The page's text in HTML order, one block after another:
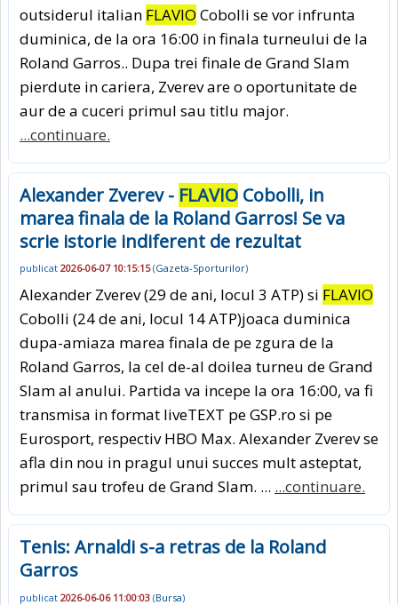
outsiderul italian FLAVIO Cobolli se vor infrunta
duminica, de la ora 16:00 in finala turneului de la
Roland Garros.. Dupa trei finale de Grand Slam
pierdute in cariera, Zverev are o oportunitate de
aur de a cuceri primul sau titlu major.
...continuare.
Alexander Zverev - FLAVIO Cobolli, in
marea finala de la Roland Garros! Se va
scrie istorie indiferent de rezultat
publicat 2026-06-07 10:15:15(Gazeta-Sporturilor)
Alexander Zverev (29 de ani, locul 3 ATP) si FLAVIO
Cobolli (24 de ani, locul 14 ATP)joaca duminica
dupa-amiaza marea finala de pe zgura de la
Roland Garros, la cel de-al doilea turneu de Grand
Slam al anului. Partida va incepe la ora 16:00, va fi
transmisa in format liveTEXT pe GSP.ro si pe
Eurosport, respectiv HBO Max. Alexander Zverev se
afla din nou in pragul unui succes mult asteptat,
primul sau trofeu de Grand Slam. ... ...continuare.
Tenis: Arnaldi s-a retras de la Roland
Garros
publicat 2026-06-06 11:00:03 (Bursa)